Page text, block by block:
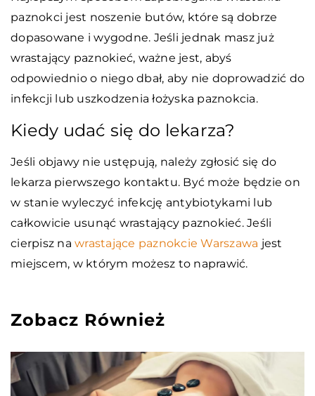
paznokci jest noszenie butów, które są dobrze
dopasowane i wygodne. Jeśli jednak masz już
wrastający paznokieć, ważne jest, abyś
odpowiednio o niego dbał, aby nie doprowadzić do
infekcji lub uszkodzenia łożyska paznokcia.
Kiedy udać się do lekarza?
Jeśli objawy nie ustępują, należy zgłosić się do
lekarza pierwszego kontaktu. Być może będzie on
w stanie wyleczyć infekcję antybiotykami lub
całkowicie usunąć wrastający paznokieć. Jeśli
cierpisz na wrastające paznokcie Warszawa jest
miejscem, w którym możesz to naprawić.
Zobacz Również